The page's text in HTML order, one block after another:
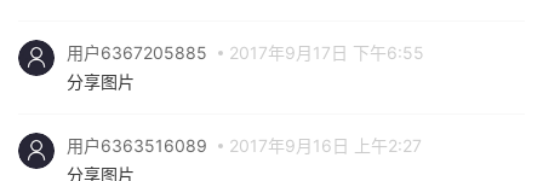
用户6367205885
2017年9月17日 下午6:55
分享图片
用户6363516089
2017年9月16日 上午2:27
分享图片